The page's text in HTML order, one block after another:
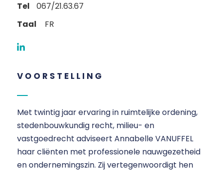
Tel
067/21.63.67
Taal
FR
VOORSTELLING
Met twintig jaar ervaring in ruimtelijke ordening,
stedenbouwkundig recht, milieu- en
vastgoedrecht adviseert Annabelle VANUFFEL
haar cliënten met professionele nauwgezetheid
en ondernemingszin. Zij vertegenwoordigt hen